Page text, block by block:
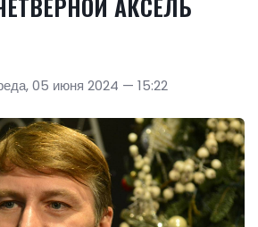
05 июня 2024 — 15:22